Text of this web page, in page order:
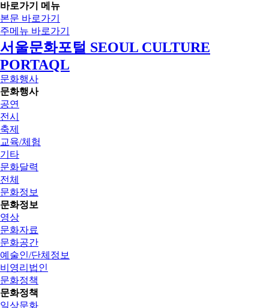
바로가기 메뉴
본문 바로가기
주메뉴 바로가기
서울문화포털 SEOUL CULTURE
PORTAQL
문화행사
문화행사
공연
전시
축제
교육/체험
기타
문화달력
전체
문화정보
문화정보
영상
문화자료
문화공간
예술인/단체정보
비영리법인
문화정책
문화정책
일상문화